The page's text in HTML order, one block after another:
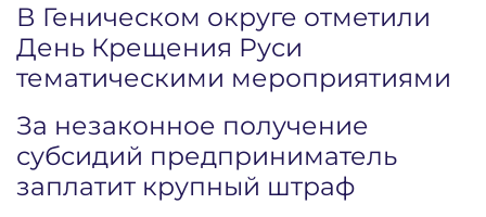
В Геническом округе отметили
День Крещения Руси
тематическими мероприятиями
За незаконное получение
субсидий предприниматель
заплатит крупный штраф